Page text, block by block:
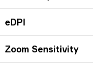
eDPI
Zoom Sensitivity